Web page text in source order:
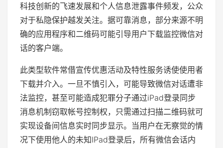
科技创新的飞速发展和个人信息泄露事件频发，公众
对于私隐保护越发关注。据可靠消息，部分来源不明
确的应用程序和二维码可能引导用户下载监控微信对
话的客户端。
此类型软件常借宣传优惠活动及特性服务诱使使用者
下载并介入。一旦不慎引入，可能导致微信对话遭非
法监控，甚至可能造成犯罪分子通过iPad登录同步
消息机制窃取帐号控制权，只需通过扫描二维码就可
实现设备间信息实时同步显示。当用户在无察觉的情
况下使用他人的未知IPad登录后，所有微信会话内